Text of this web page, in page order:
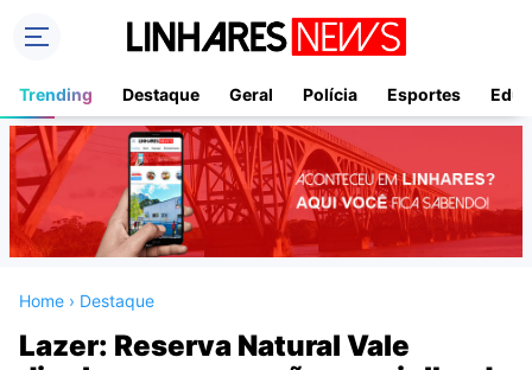
Trending Destaque Geral Polícia Esportes
Home › Destaque
Lazer: Reserva Natural Vale